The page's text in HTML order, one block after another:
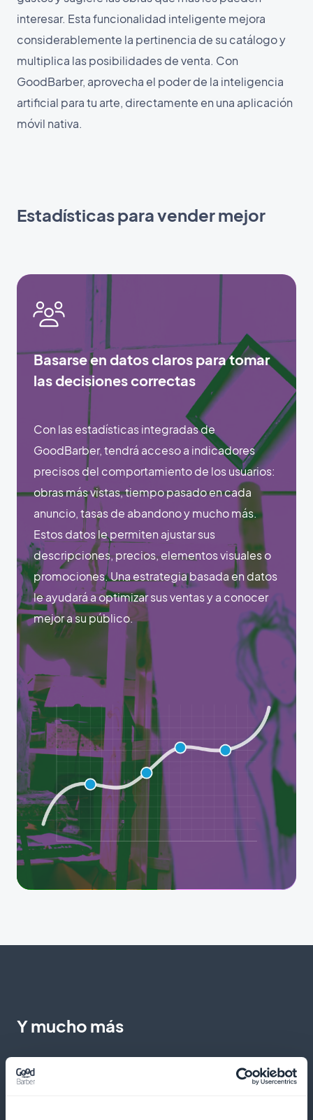
interesar. Esta funcionalidad inteligente mejora
considerablemente la pertinencia de su catálogo y
multiplica las posibilidades de venta. Con
GoodBarber, aprovecha el poder de la inteligencia
artificial para tu arte, directamente en una aplicación
móvil nativa.
Estadísticas para vender mejor
Basarse en datos claros para tomar
las decisiones correctas
Con las estadísticas integradas de
GoodBarber, tendrá acceso a indicadores
precisos del comportamiento de los usuarios:
obras más vistas, tiempo pasado en cada
anuncio, tasas de abandono y mucho más.
Estos datos le permiten ajustar sus
descripciones, precios, elementos visuales o
promociones. Una estrategia basada en datos
le ayudará a optimizar sus ventas y a conocer
mejor a su público.
Y mucho más